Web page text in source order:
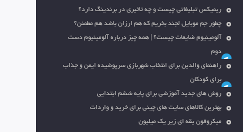
ریمیکس تبلیغاتی چیست و چه تاثیری در برندینگ دارد؟
چطور جم موبایل لجند بخریم که هم ارزان باشد هم مطمئن؟
آلومینیوم ضایعات چیست؟ | همه چیز درباره آلومینیوم دست
دوم
راهنمای والدین برای انتخاب شهربازی سرپوشیده ایمن و جذاب
برای کودکان
روش های جدید آموزشی برای پایه ششم ابتدایی
بهترین کالاهای سایت های چینی برای خرید و واردات
میکروفون یقه ای زیر یک میلیون